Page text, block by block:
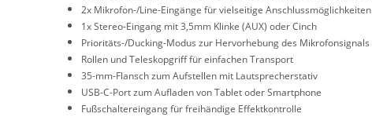
2x Mikrofon-/Line-Eingänge für vielseitige Anschlussmöglichkeiten
1x Stereo-Eingang mit 3,5mm Klinke (AUX) oder Cinch
Prioritäts-/Ducking-Modus zur Hervorhebung des Mikrofonsignals
Rollen und Teleskopgriff für einfachen Transport
35-mm-Flansch zum Aufstellen mit Lautsprecherstativ
USB-C-Port zum Aufladen von Tablet oder Smartphone
Fußschaltereingang für freihändige Effektkontrolle